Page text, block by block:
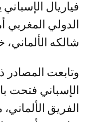
فياريال
الدولي المغربي
شالكه الألماني،
وتابعت المصادر
الإسباني فتحت
الفريق